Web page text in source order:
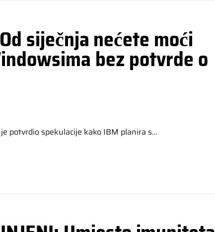
siječnja nećete moći
bez potvrde o
potvrdio spekulacije kako IBM planira s…